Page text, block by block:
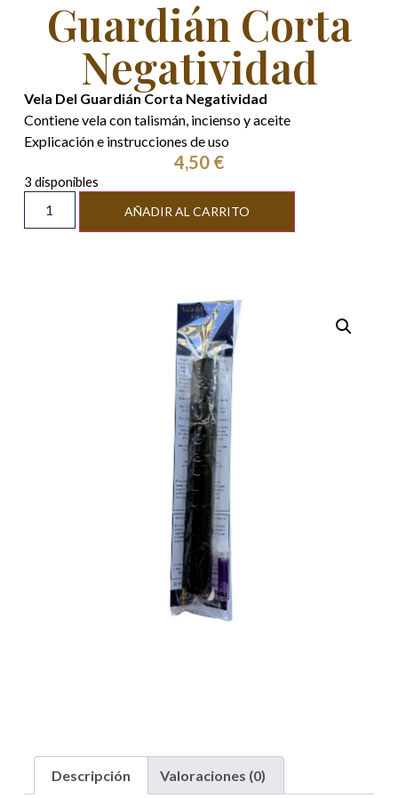
Guardián Corta
Negatividad
Vela Del Guardián Corta Negatividad
Contiene vela con talismán, incienso y aceite
Explicación e instrucciones de uso
4,50 €
3 disponibles
AÑADIR AL CARRITO
Descripción Valoraciones (0)